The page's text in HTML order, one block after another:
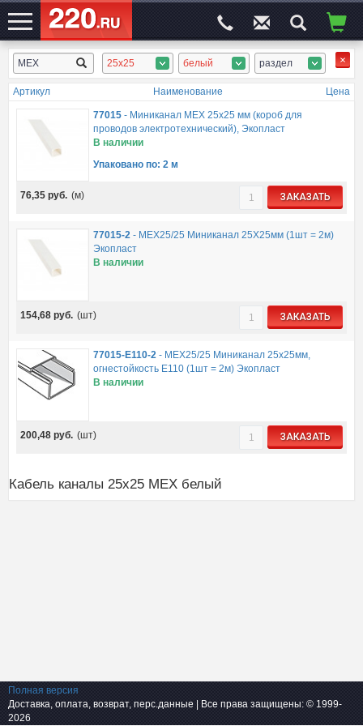
ЭЛЕКТРОСАЙТ№1 25x25 белый раздел
Артикул Наименование Цена
77015- Миниканал MEX 25x25 мм (короб для
проводов электротехнический), Экопласт
В наличии
Упаковано по: 2 м
76,35 руб. (м) ЗАКАЗАТЬ
77015-2- MEX25/25 Миниканал 25Х25мм (1шт = 2м)
Экопласт
В наличии
154,68 руб. (шт) ЗАКАЗАТЬ
77015-E110-2 - MEX25/25 Миниканал 25х25мм,
огнестойкость E110 (1шт = 2м) Экопласт
В наличии
200,48 руб. (шт) ЗАКАЗАТЬ
Кабель каналы 25x25 MEX белый
Полная версия
Доставка, оплата, возврат, перс.данные | Все права защищены: © 1999-
2026